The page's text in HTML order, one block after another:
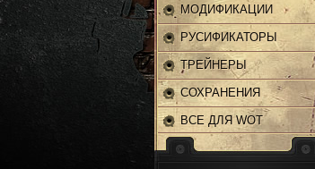
МОДИФИКАЦИИ
РУСИФИКАТОРЫ
ТРЕЙНЕРЫ
СОХРАНЕНИЯ
ВСЕ ДЛЯ WOT